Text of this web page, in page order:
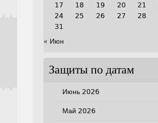
17
18 19 20 21
24
25 26 27 28
31
« Июн
Защиты по датам
Июнь 2026
Май 2026